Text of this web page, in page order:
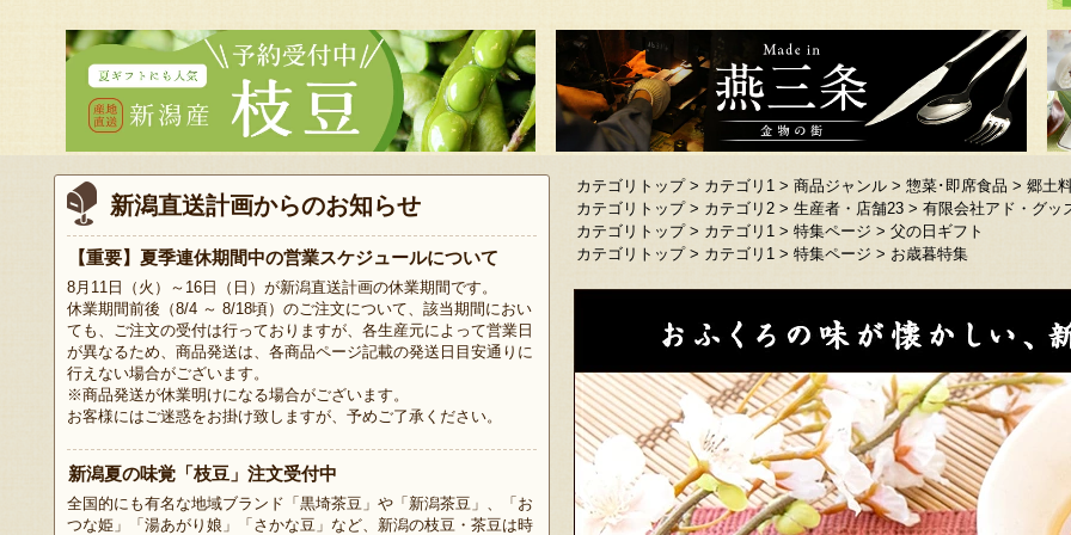
新潟直送計画からのお知らせ
【重要】夏季連休期間中の営業スケジュールについて
8月11日（火）～16日（日）が新潟直送計画の休業期間です。
休業期間前後（8/4 ～ 8/18頃）のご注文について、該当期間におい
ても、ご注文の受付は行っておりますが、各生産元によって営業日
が異なるため、商品発送は、各商品ページ記載の発送日目安通りに
行えない場合がございます。
※商品発送が休業明けになる場合がございます。
お客様にはご迷惑をお掛け致しますが、予めご了承ください。
新潟夏の味覚「枝豆」注文受付中
全国的にも有名な地域ブランド「黒埼茶豆」や「新潟茶豆」、「お
つな姫」「湯あがり娘」「さかな豆」など、新潟の枝豆・茶豆は時
カテゴリトップ> カテゴリ1> 商品ジャンル> 惣菜･即席食品 > 郷土
カテゴリトップ> カテゴリ2> 生産者・店舗23> 有限会社アド・グッ
カテゴリトップ> カテゴリ1> 特集ページ > 父の日ギフト
カテゴリトップ> カテゴリ1> 特集ページ > お歳暮特集